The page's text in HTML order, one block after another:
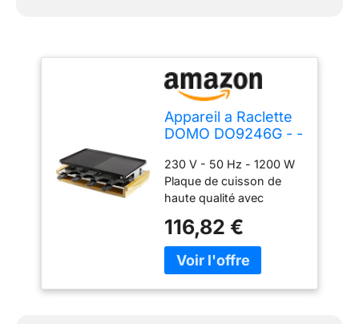
Appareil a Raclette
DOMO DO9246G - -
1200W - 3 niveaux -
8 personnes -
Résistance acier
inoxydable
230 V - 50 Hz - 1200 W
Plaque de cuisson de
haute qualité avec
Résistance de chauffage
en acier inoxydable 3
niveaux : plaque de
116,82 €